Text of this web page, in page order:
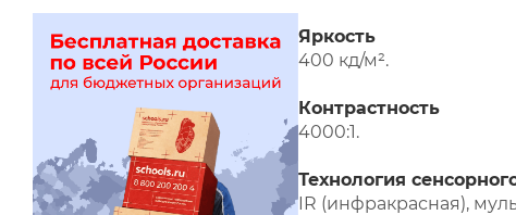
Яркость
400 кд/м².
Контрастность
4000:1.
Технология
IR (инфракрасная),